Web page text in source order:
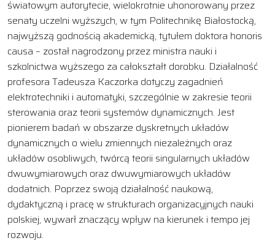
światowym autorytecie, wielokrotnie uhonorowany przez
senaty uczelni wyższych, w tym Politechnikę Białostocką,
najwyższą godnością akademicką, tytułem doktora honoris
causa – został nagrodzony przez ministra nauki i
szkolnictwa wyższego za całokształt dorobku. Działalność
profesora Tadeusza Kaczorka dotyczy zagadnień
elektrotechniki i automatyki, szczególnie w zakresie teorii
sterowania oraz teorii systemów dynamicznych. Jest
pionierem badań w obszarze dyskretnych układów
dynamicznych o wielu zmiennych niezależnych oraz
układów osobliwych, twórcą teorii singularnych układów
dwuwymiarowych oraz dwuwymiarowych układów
dodatnich. Poprzez swoją działalność naukową,
dydaktyczną i pracę w strukturach organizacyjnych nauki
polskiej, wywarł znaczący wpływ na kierunek i tempo jej
rozwoju.